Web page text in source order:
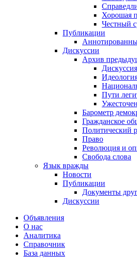
Хорошая
Честный
Публикации
Дискуссии
Архив
Пути
Барометр
Гражданское
Политический
Право
Революция и
Свобода слова
Язык вражды
Новости
Публикации
Документы
Дискуссии
Объявления
О нас
Аналитика
Справочник
База данных